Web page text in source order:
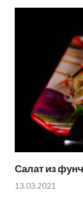
Салат из
13.03.2021